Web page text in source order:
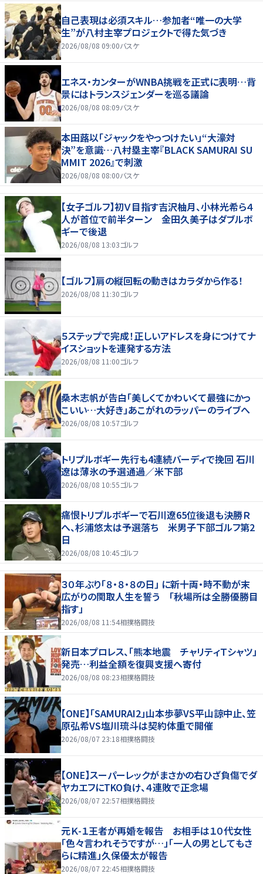
自己表現は必須スキル…参加者“唯一の大学
生”が八村主宰プロジェクトで得た気づき
2026/08/08 09:00バスケ
エネス・カンターがWNBA挑戦を正式に表明…背
景にはトランスジェンダーを巡る議論
2026/08/08 08:09バスケ
本田蕗以「ジャックをやっつけたい」“大濠対
決”を意識…八村塁主宰『BLACK SAMURAI SU
MMIT 2026』で刺激
2026/08/08 08:00バスケ
【女子ゴルフ】初Ｖ目指す吉沢柚月、小林光希ら４
人が首位で前半ターン 金田久美子はダブルボ
ギーで後退
2026/08/08 13:03ゴルフ
【ゴルフ】肩の縦回転の動きはカラダから作る！
2026/08/08 11:30ゴルフ
５ステップで完成！正しいアドレスを身につけてナ
イスショットを連発する方法
2026/08/08 11:00ゴルフ
桑木志帆が告白「美しくてかわいくて最強にかっ
こいい…大好き」あこがれのラッパーのライブへ
2026/08/08 10:57ゴルフ
トリプルボギー先行も4連続バーディで挽回 石川
遼は薄氷の予選通過／米下部
2026/08/08 10:55ゴルフ
痛恨トリプルボギーで石川遼65位後退も決勝Ｒ
へ、杉浦悠太は予選落ち 米男子下部ゴルフ第2
日
2026/08/08 10:45ゴルフ
３０年ぶり「８・８・８の日」 に新十両・時不動が末
広がりの関取人生を誓う 「秋場所は全勝優勝目
指す」
2026/08/08 11:54相撲格闘技
新日本プロレス、「熊本地震 チャリティＴシャツ」
発売…利益全額を復興支援へ寄付
2026/08/08 08:23相撲格闘技
【ONE】「SAMURAI2」山本歩夢VS平山諒中止、笠
原弘希VS塩川琉斗は契約体重で開催
2026/08/07 23:18相撲格闘技
【ONE】スーパーレックがまさかの右ひざ負傷でダ
ヤカエフにTKO負け、４連敗で正念場
2026/08/07 22:57相撲格闘技
元Ｋ-１王者が再婚を報告 お相手は１０代女性
「色々言われそうですが…」「一人の男としてもさ
らに精進」久保優太が報告
2026/08/07 22:45相撲格闘技